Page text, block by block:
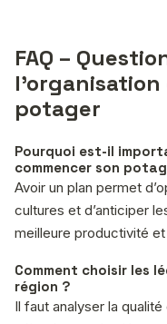
FAQ –
potager
Pourquoi est-il
commencer son
Avoir un plan permet
cultures et d’anticiper
meilleure productivité
Comment choisir les
région ?
Il faut analyser la